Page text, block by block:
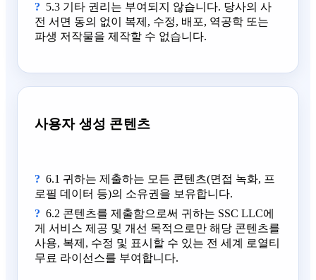
5.3 기타 권리는 부여되지 않습니다. 당사의 사
전 서면 동의 없이 복제, 수정, 배포, 역공학 또는
파생 저작물을 제작할 수 없습니다.
사용자 생성 콘텐츠
6.1 귀하는 제출하는 모든 콘텐츠(면접 녹화, 프
로필 데이터 등)의 소유권을 보유합니다.
6.2 콘텐츠를 제출함으로써 귀하는 SSC LLC에
게 서비스 제공 및 개선 목적으로만 해당 콘텐츠를
사용, 복제, 수정 및 표시할 수 있는 전 세계 로열티
무료 라이선스를 부여합니다.